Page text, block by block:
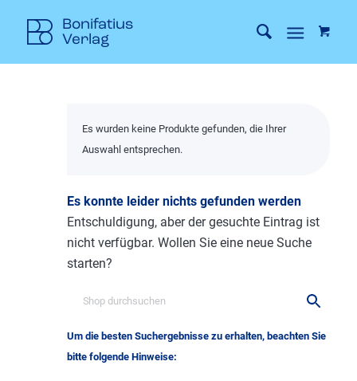
Es wurden keine Produkte gefunden, die Ihrer
Auswahl entsprechen.
Es konnte leider nichts gefunden werden
Entschuldigung, aber der gesuchte Eintrag ist
nicht verfügbar. Wollen Sie eine neue Suche
starten?
Um die besten Suchergebnisse zu erhalten, beachten Sie
bitte folgende Hinweise: